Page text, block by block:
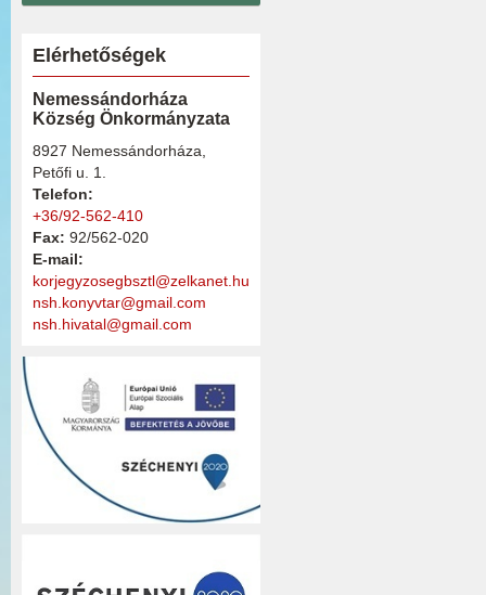
Elérhetőségek
Nemessándorháza
Község Önkormányzata
8927 Nemessándorháza,
Petőfi u. 1.
Telefon:
+36/92-562-410
Fax: 92/562-020
E-mail:
korjegyzosegbsztl@zelkanet.hu
nsh.konyvtar@gmail.com
nsh.hivatal@gmail.com